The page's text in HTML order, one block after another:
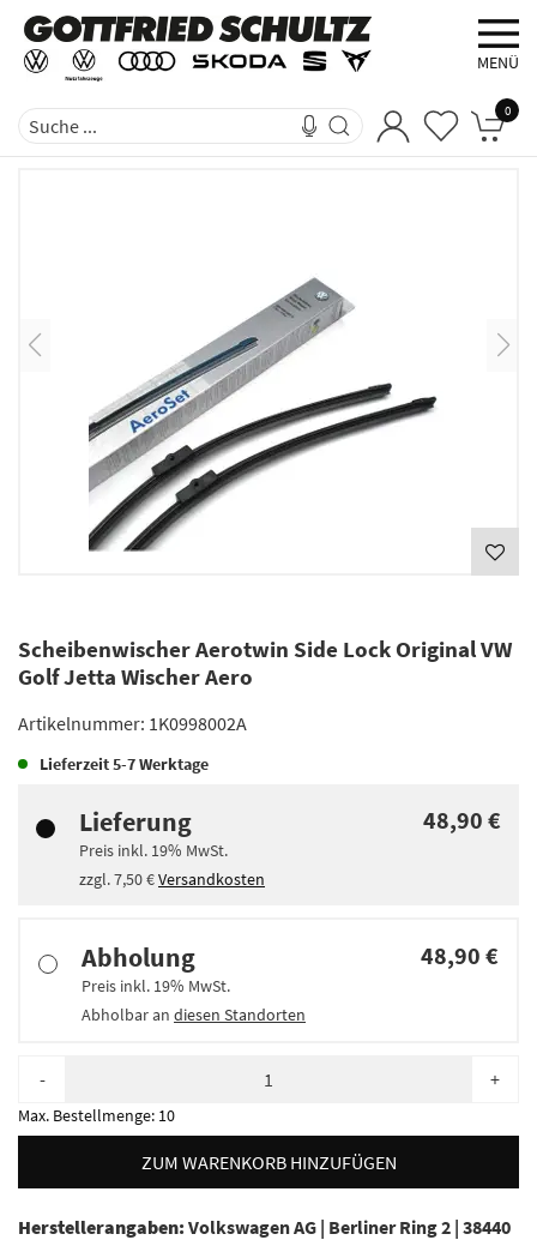
MENÜ
0
Scheibenwischer Aerotwin Side Lock Original VW
Golf Jetta Wischer Aero
Artikelnummer: 1K0998002A
Lieferzeit5-7 Werktage
Lieferung
Preis inkl. 19% MwSt.
zzgl.7,50 €Versandkosten
48,90 €
Abholung
Preis inkl. 19% MwSt.
Abholbar an diesen Standorten
48,90 €
- +
Max. Bestellmenge: 10
ZUM WARENKORB HINZUFÜGEN
Herstellerangaben: Volkswagen AG | Berliner Ring 2 | 38440